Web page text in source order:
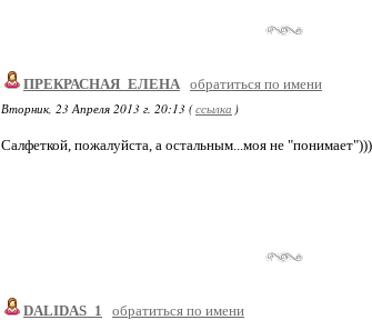
ПРЕКРАСНАЯ_ЕЛЕНА обратиться по имени
Вторник, 23 Апреля 2013 г. 20:13 (ссылка )
Салфеткой, пожалуйста, а остальным...моя не "понимает")))
DALIDAS_1
обратиться по имени